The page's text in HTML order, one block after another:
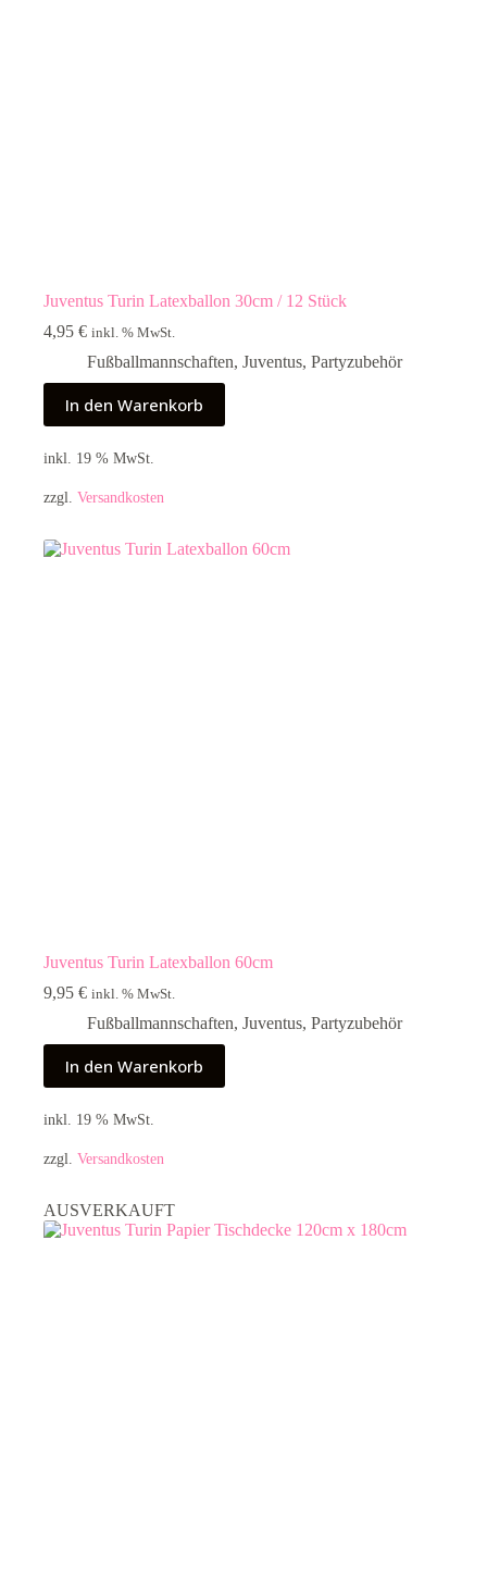
Juventus Turin Latexballon 30cm / 12 Stück
4,95 € inkl. % MwSt.
Fußballmannschaften, Juventus, Partyzubehör
In den Warenkorb
inkl. 19 % MwSt.
zzgl. Versandkosten
Juventus Turin Latexballon 60cm
9,95 € inkl. % MwSt.
Fußballmannschaften, Juventus, Partyzubehör
In den Warenkorb
inkl. 19 % MwSt.
zzgl. Versandkosten
AUSVERKAUFT